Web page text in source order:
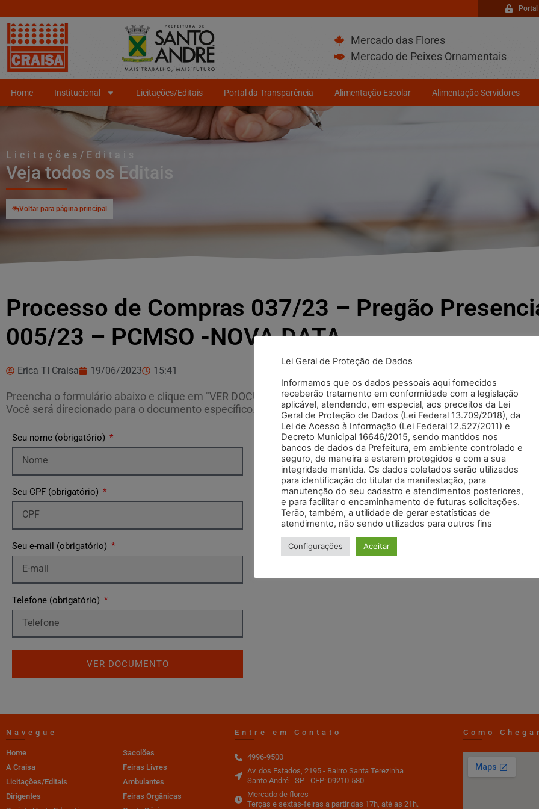
Mercado das Flores
Mercado de Peixes Ornamentais
Home Institucional Licitações/Editais Portal da Transparência Alimentação Escolar Alimentação Servidores
Licitações/Editais
Veja todos os Editais
Voltar para página principal
Processo de Compras 037/23 – Pregão
005/23 – PCMSO -NOVA DATA
Erica TI Craisa 19/06/2023 15:41
Preencha o formulário abaixo e clique em "VER DOCUMENTO".
Você será direcionado para o documento específico.
Seu nome (obrigatório)
Seu CPF (obrigatório)
Seu e-mail (obrigatório)
Telefone (obrigatório)
VER DOCUMENTO
Navegue
Home
A Craisa
Licitações/Editais
Dirigentes
Sacolões
Feiras Livres
Ambulantes
Feiras Orgânicas
Entre em Contato
4996-9500
Av. dos Estados, 2195 - Bairro Santa Terezinha
Santo André - SP - CEP: 09210-580
Mercado de flores
Terças e sextas-feiras a partir das 17h, até as 21h.
Como
Lei Geral de Proteção de Dados
Informamos que os dados pessoais aqui fornecidos
receberão tratamento em conformidade com a legislação
aplicável, atendendo, em especial, aos preceitos da Lei
Geral de Proteção de Dados (Lei Federal 13.709/2018), da
Lei de Acesso à Informação (Lei Federal 12.527/2011) e
Decreto Municipal 16646/2015, sendo mantidos nos
bancos de dados da Prefeitura, em ambiente controlado e
seguro, de maneira a estarem protegidos e com a sua
integridade mantida. Os dados coletados serão utilizados
para identificação do titular da manifestação, para
manutenção do seu cadastro e atendimentos posteriores,
e para facilitar o encaminhamento de futuras solicitações.
Terão, também, a utilidade de gerar estatísticas de
atendimento, não sendo utilizados para outros fins
Configurações Aceitar